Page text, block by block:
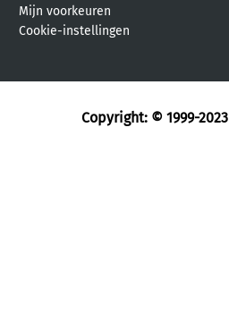
Mijn voorkeuren
Cookie-instellingen
Copyright: © 1999-2023